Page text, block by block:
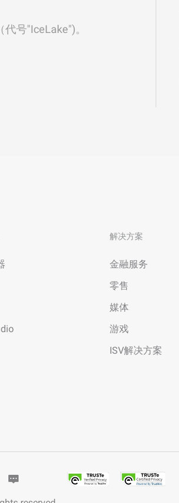
号"IceLake")。
解决方案
金融服务
零售
媒体
游戏
ISV解决方案